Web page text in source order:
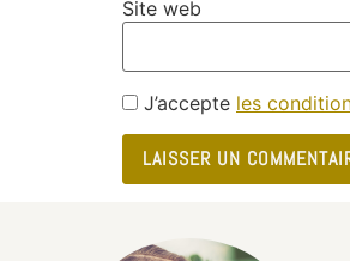
Site web
J’accepte les